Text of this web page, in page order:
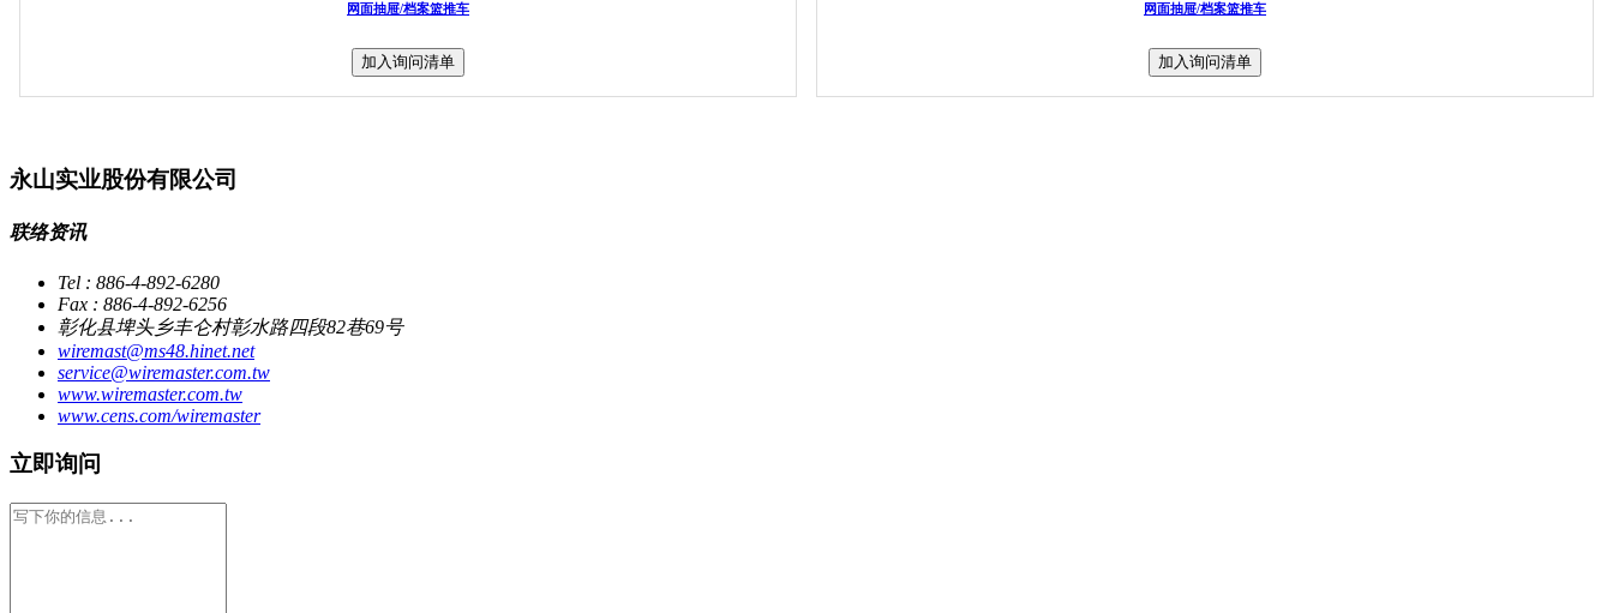
网面抽屉/档案篮推车
加入询问清单
网面抽屉/档案篮推车
加入询问清单
永山实业股份有限公司
联络资讯
Tel : 886-4-892-6280
Fax : 886-4-892-6256
彰化县埤头乡丰仑村彰水路四段82巷69号
wiremast@ms48.hinet.net
service@wiremaster.com.tw
www.wiremaster.com.tw
www.cens.com/wiremaster
立即询问